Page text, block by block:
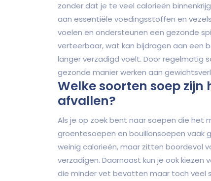
zonder dat je te veel calorieën
aan essentiële voedingsstoffen en
voelen en ondersteunen een gezonde
verteerbaar, wat kan bijdragen aan een
langer verzadigd voelt. Door regelmatig
gezonde manier werken aan
Welke soorten soep
afvallen?
Als je op zoek bent naar soepen die het
groentesoepen en bouillonsoepen vaak
weinig calorieën, maar zitten boordevol
verzadigen. Daarnaast kun je ook
die minder vet bevatten maar toch veel